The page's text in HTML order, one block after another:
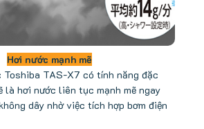
Hơi nước mạnh mẽ
Toshiba TAS-X7 có tính năng đặc
là hơi nước liên tục mạnh mẽ ngay
dây nhờ việc tích hợp bơm điện